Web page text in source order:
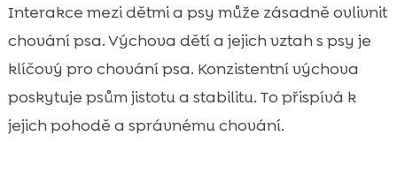
Interakce mezi dětmi a psy může zásadně ovlivnit
chování psa. Výchova dětí a jejich vztah s psy je
klíčový pro chování psa. Konzistentní výchova
poskytuje psům jistotu a stabilitu. To přispívá k
jejich pohodě a správnému chování.